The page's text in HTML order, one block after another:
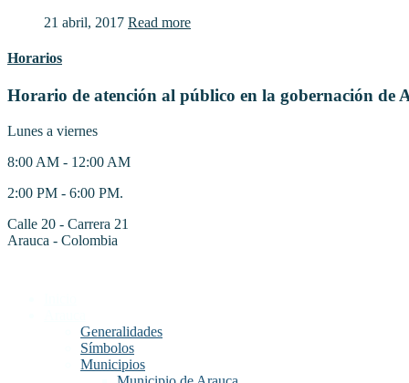
21 abril, 2017 Read more
Horarios
Horario de atención al público en la gobernación de
Lunes a viernes
8:00 AM - 12:00 AM
2:00 PM - 6:00 PM.
Calle 20 - Carrera 21
Arauca - Colombia
Generalidades
Símbolos
Municipios